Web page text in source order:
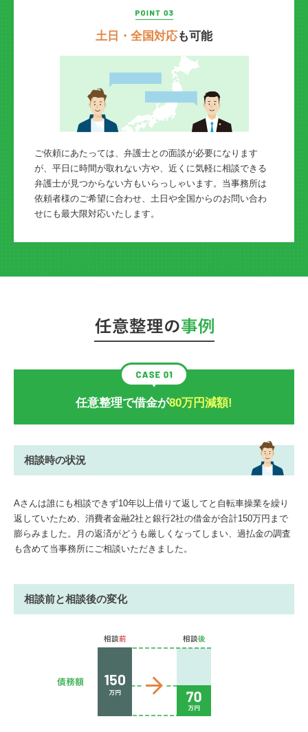
土日・全国対応も可能
ご依頼にあたっては、弁護士との面談が必要になります
が、平日に時間が取れない方や、近くに気軽に相談できる
弁護士が見つからない方もいらっしゃいます。当事務所は
依頼者様のご希望に合わせ、土日や全国からのお問い合わ
せにも最大限対応いたします。
任意整理で借金が80万円減額!
相談時の状況
Aさんは誰にも相談できず10年以上借りて返してと自転車操業を繰り
返していたため、消費者金融2社と銀行2社の借金が合計150万円まで
膨らみました。月の返済がどうも厳しくなってしまい、過払金の調査
も含めて当事務所にご相談いただきました。
相談前と相談後の変化